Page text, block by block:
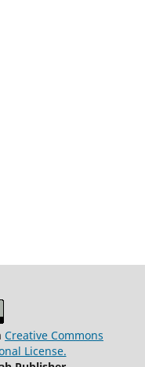
Creative Commons
License.